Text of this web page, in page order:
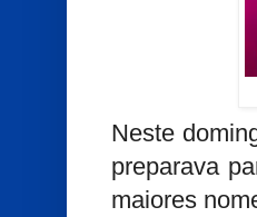
Neste
preparava
maiores